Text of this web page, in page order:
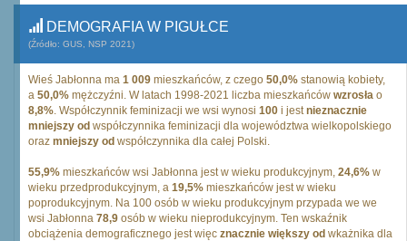
DEMOGRAFIA W PIGUŁCE
(Źródło: GUS, NSP 2021)
Wieś Jabłonna ma 1 009 mieszkańców, z czego 50,0% stanowią kobiety,
a 50,0% mężczyźni. W latach 1998-2021 liczba mieszkańców wzrosła o
8,8%. Współczynnik feminizacji we wsi wynosi 100 i jestnieznacznie
mniejszy od współczynnika feminizacji dla województwa wielkopolskiego
oraz mniejszy od współczynnika dla całej Polski.
55,9% mieszkańców wsi Jabłonna jest w wieku produkcyjnym, 24,6% w
wieku przedprodukcyjnym, a 19,5% mieszkańców jest w wieku
poprodukcyjnym. Na 100 osób w wieku produkcyjnym przypada we we
wsi Jabłonna 78,9 osób w wieku nieprodukcyjnym. Ten wskaźnik
obciążenia demograficznego jest więc znacznie większy od wkażnika dla